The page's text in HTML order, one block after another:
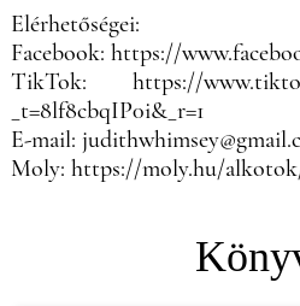
Elérhetőségei:
Facebook: https://
TikTok: https://
_t=8lf8cbqIP0i&_r=1
E-mail:
Moly: https://moly.hu/